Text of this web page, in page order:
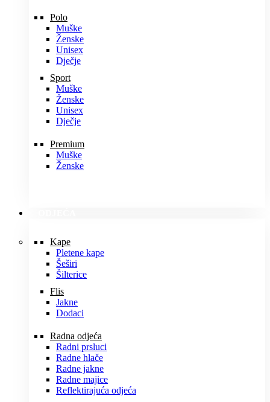
Polo
Muške
Ženske
Unisex
Dječje
Sport
Muške
Ženske
Unisex
Dječje
Premium
Muške
Ženske
Kape
Pletene kape
Šeširi
Šilterice
Flis
Jakne
Dodaci
Radna odjeća
Radni prsluci
Radne hlače
Radne jakne
Radne majice
Reflektirajuća odjeća